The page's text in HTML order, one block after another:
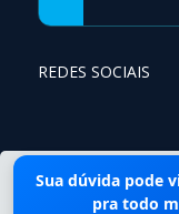
Sua dúvida pode
pra todo
O site da Prefeitura
semelhantes.
REDES SOCIAIS
Mapa do Site